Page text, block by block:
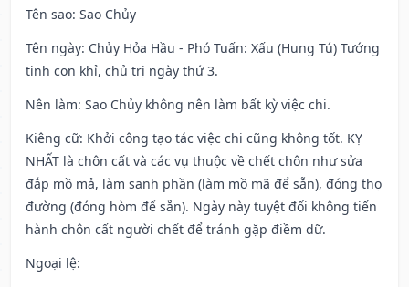
Tên sao: Sao Chủy
Tên ngày: Chủy Hỏa Hầu - Phó Tuấn: Xấu (Hung Tú) Tướng
tinh con khỉ, chủ trị ngày thứ 3.
Nên làm: Sao Chủy không nên làm bất kỳ việc chi.
Kiêng cữ: Khởi công tạo tác việc chi cũng không tốt. KỴ
NHẤT là chôn cất và các vụ thuộc về chết chôn như sửa
đắp mồ mả, làm sanh phần (làm mồ mã để sẵn), đóng thọ
đường (đóng hòm để sẵn). Ngày này tuyệt đối không tiến
hành chôn cất người chết để tránh gặp điềm dữ.
Ngoại lệ: